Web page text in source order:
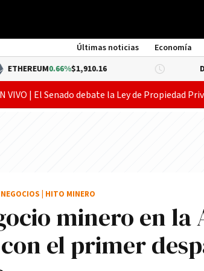
Últimas noticias Economía
0.66%$1,910.16 DÓLAR
VIVO | El Senado debate la Ley de Propiedad
minero en
el primer
NEGOCIOS HITO MINERO